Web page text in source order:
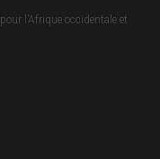
l’Afrique occidentale et